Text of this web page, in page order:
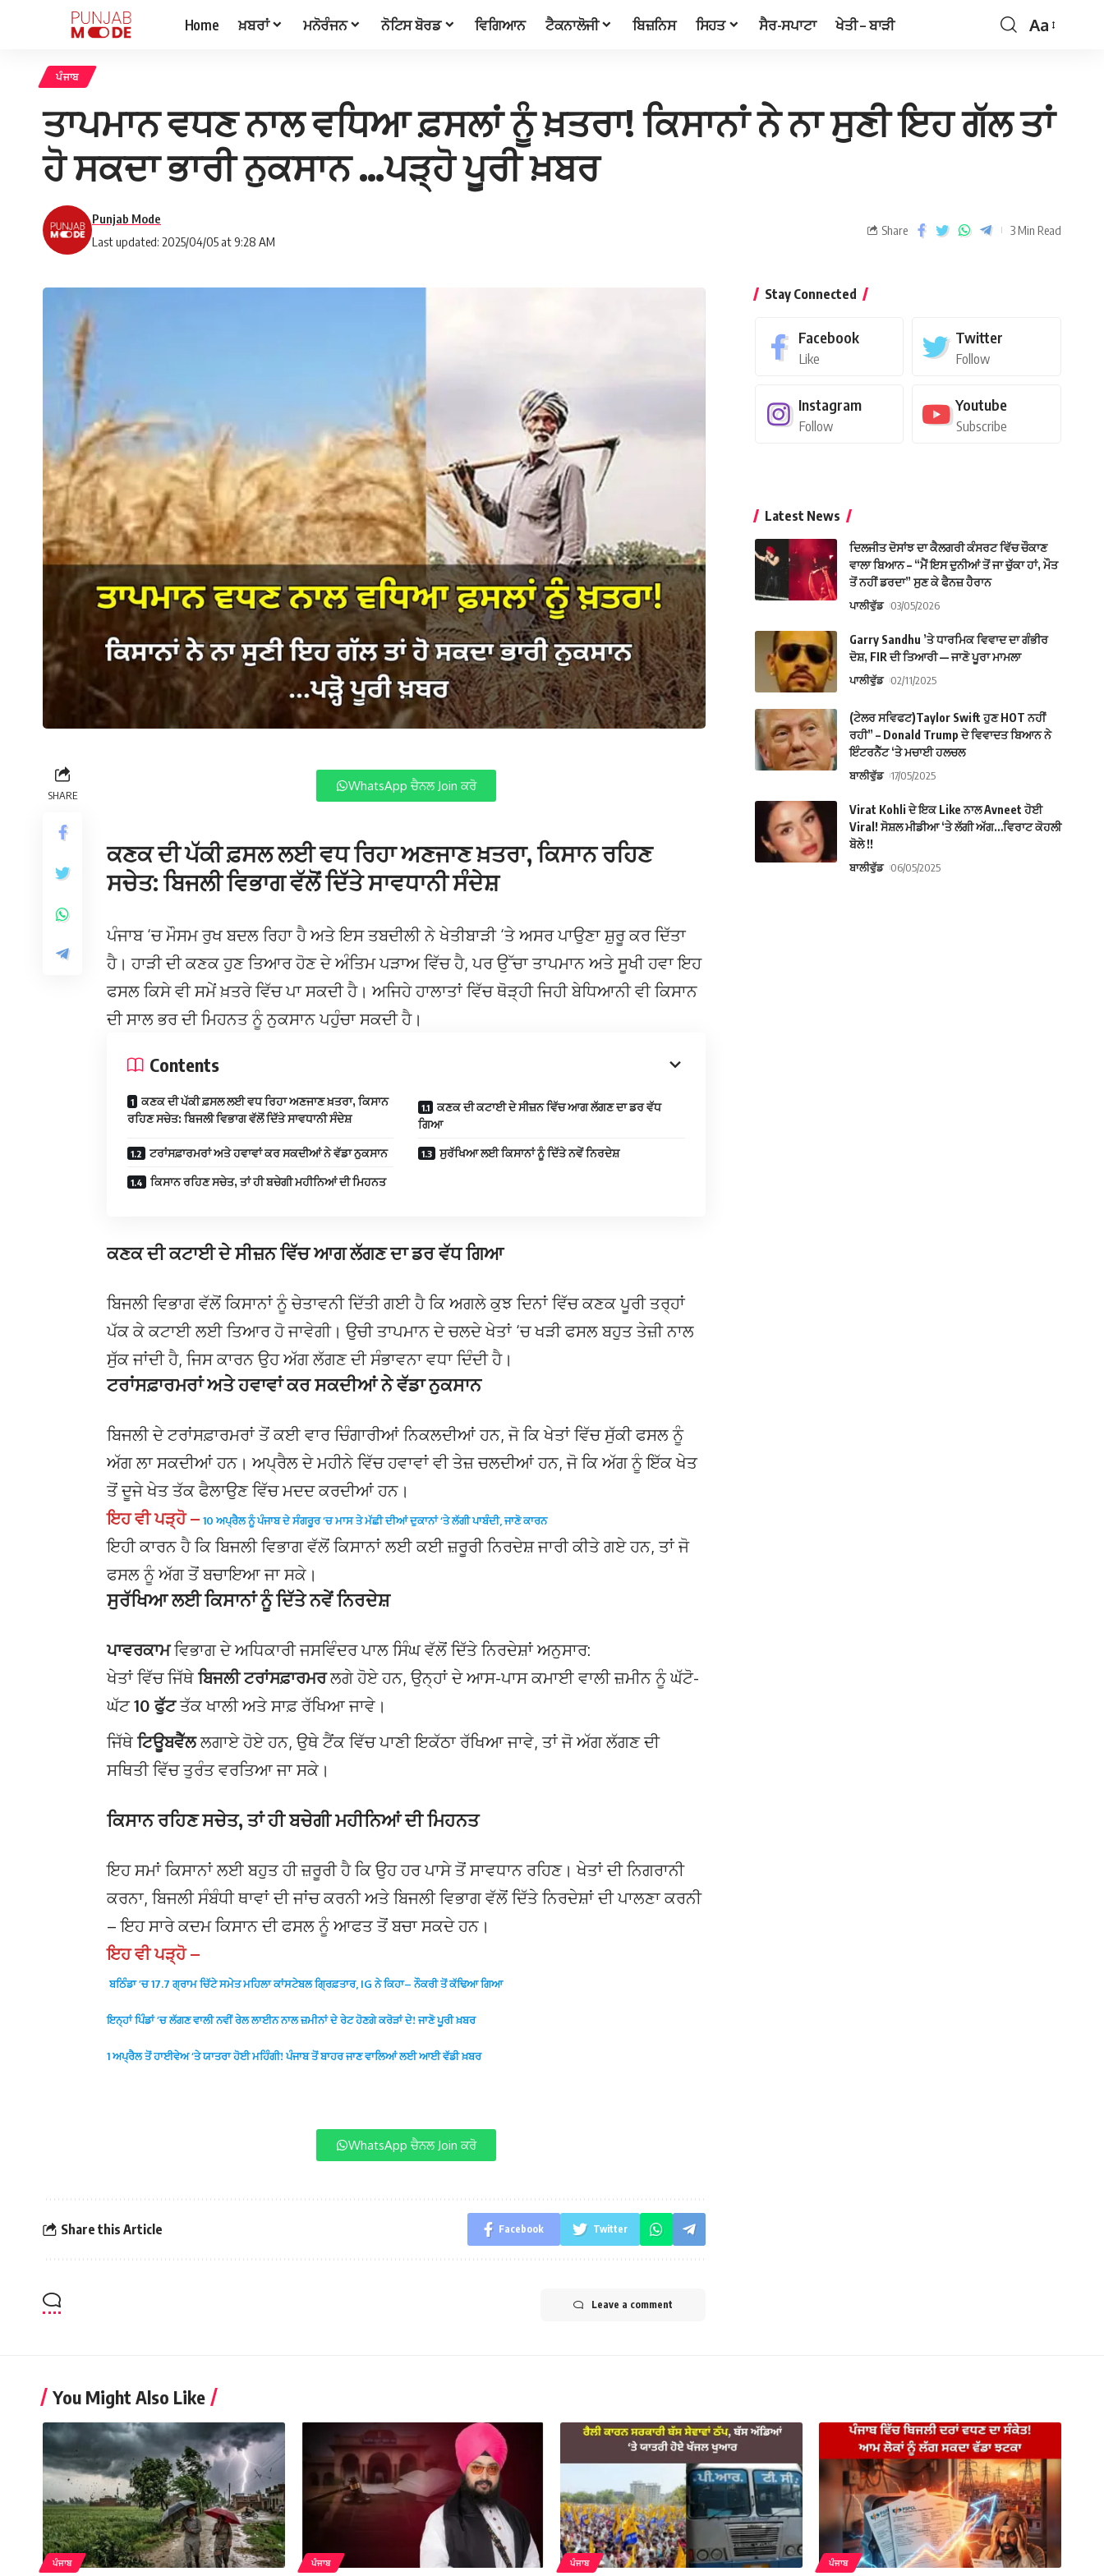
Home ਖ਼ਬਰਾਂ ਮਨੋਰੰਜਨ ਨੋਟਿਸ ਬੋਰਡ ਵਿਗਿਆਨ ਟੈਕਨਾਲੋਜੀ ਬਿਜ਼ਨਿਸ ਸਿਹਤ ਸੈਰ-ਸਪਾਟਾ ਖੇਤੀ – ਬਾੜੀ Aa
ਪੰਜਾਬ
ਤਾਪਮਾਨ ਵਧਣ ਨਾਲ ਵਧਿਆ ਫ਼ਸਲਾਂ ਨੂੰ ਖ਼ਤਰਾ! ਕਿਸਾਨਾਂ ਨੇ ਨਾ ਸੁਣੀ ਇਹ ਗੱਲ ਤਾਂ
ਹੋ ਸਕਦਾ ਭਾਰੀ ਨੁਕਸਾਨ …ਪੜ੍ਹੋ ਪੂਰੀ ਖ਼ਬਰ
Last updated: 2025/04/05 at 9:28 AM
Punjab Mode
Share 3 Min Read
SHARE
WhatsApp ਚੈਨਲ Join ਕਰੋ
ਕਣਕ ਦੀ ਪੱਕੀ ਫ਼ਸਲ ਲਈ ਵਧ ਰਿਹਾ ਅਣਜਾਣ ਖ਼ਤਰਾ, ਕਿਸਾਨ ਰਹਿਣ
ਸਚੇਤ: ਬਿਜਲੀ ਵਿਭਾਗ ਵੱਲੋਂ ਦਿੱਤੇ ਸਾਵਧਾਨੀ ਸੰਦੇਸ਼
ਪੰਜਾਬ ‘ਚ ਮੌਸਮ ਰੁਖ ਬਦਲ ਰਿਹਾ ਹੈ ਅਤੇ ਇਸ ਤਬਦੀਲੀ ਨੇ ਖੇਤੀਬਾੜੀ ‘ਤੇ ਅਸਰ ਪਾਉਣਾ ਸ਼ੁਰੂ ਕਰ ਦਿੱਤਾ
ਹੈ। ਹਾੜੀ ਦੀ ਕਣਕ ਹੁਣ ਤਿਆਰ ਹੋਣ ਦੇ ਅੰਤਿਮ ਪੜਾਅ ਵਿੱਚ ਹੈ, ਪਰ ਉੱਚਾ ਤਾਪਮਾਨ ਅਤੇ ਸੂਖੀ ਹਵਾ ਇਹ
ਫਸਲ ਕਿਸੇ ਵੀ ਸਮੇਂ ਖ਼ਤਰੇ ਵਿੱਚ ਪਾ ਸਕਦੀ ਹੈ। ਅਜਿਹੇ ਹਾਲਾਤਾਂ ਵਿੱਚ ਥੋੜ੍ਹੀ ਜਿਹੀ ਬੇਧਿਆਨੀ ਵੀ ਕਿਸਾਨ
ਦੀ ਸਾਲ ਭਰ ਦੀ ਮਿਹਨਤ ਨੂੰ ਨੁਕਸਾਨ ਪਹੁੰਚਾ ਸਕਦੀ ਹੈ।
Contents
ਕਣਕ ਦੀ ਪੱਕੀ ਫ਼ਸਲ ਲਈ ਵਧ ਰਿਹਾ ਅਣਜਾਣ ਖ਼ਤਰਾ, ਕਿਸਾਨ
ਰਹਿਣ ਸਚੇਤ: ਬਿਜਲੀ ਵਿਭਾਗ ਵੱਲੋਂ ਦਿੱਤੇ ਸਾਵਧਾਨੀ ਸੰਦੇਸ਼
ਕਣਕ ਦੀ ਕਟਾਈ ਦੇ ਸੀਜ਼ਨ ਵਿੱਚ ਆਗ ਲੱਗਣ ਦਾ ਡਰ ਵੱਧ
ਗਿਆ
ਟਰਾਂਸਫ਼ਾਰਮਰਾਂ ਅਤੇ ਹਵਾਵਾਂ ਕਰ ਸਕਦੀਆਂ ਨੇ ਵੱਡਾ ਨੁਕਸਾਨ ਸੁਰੱਖਿਆ ਲਈ ਕਿਸਾਨਾਂ ਨੂੰ ਦਿੱਤੇ ਨਵੇਂ ਨਿਰਦੇਸ਼
ਕਿਸਾਨ ਰਹਿਣ ਸਚੇਤ, ਤਾਂ ਹੀ ਬਚੇਗੀ ਮਹੀਨਿਆਂ ਦੀ ਮਿਹਨਤ
ਕਣਕ ਦੀ ਕਟਾਈ ਦੇ ਸੀਜ਼ਨ ਵਿੱਚ ਆਗ ਲੱਗਣ ਦਾ ਡਰ ਵੱਧ ਗਿਆ
ਬਿਜਲੀ ਵਿਭਾਗ ਵੱਲੋਂ ਕਿਸਾਨਾਂ ਨੂੰ ਚੇਤਾਵਨੀ ਦਿੱਤੀ ਗਈ ਹੈ ਕਿ ਅਗਲੇ ਕੁਝ ਦਿਨਾਂ ਵਿੱਚ ਕਣਕ ਪੂਰੀ ਤਰ੍ਹਾਂ
ਪੱਕ ਕੇ ਕਟਾਈ ਲਈ ਤਿਆਰ ਹੋ ਜਾਵੇਗੀ। ਉਚੀ ਤਾਪਮਾਨ ਦੇ ਚਲਦੇ ਖੇਤਾਂ ‘ਚ ਖੜੀ ਫਸਲ ਬਹੁਤ ਤੇਜ਼ੀ ਨਾਲ
ਸੁੱਕ ਜਾਂਦੀ ਹੈ, ਜਿਸ ਕਾਰਨ ਉਹ ਅੱਗ ਲੱਗਣ ਦੀ ਸੰਭਾਵਨਾ ਵਧਾ ਦਿੰਦੀ ਹੈ।
ਟਰਾਂਸਫ਼ਾਰਮਰਾਂ ਅਤੇ ਹਵਾਵਾਂ ਕਰ ਸਕਦੀਆਂ ਨੇ ਵੱਡਾ ਨੁਕਸਾਨ
ਬਿਜਲੀ ਦੇ ਟਰਾਂਸਫ਼ਾਰਮਰਾਂ ਤੋਂ ਕਈ ਵਾਰ ਚਿੰਗਾਰੀਆਂ ਨਿਕਲਦੀਆਂ ਹਨ, ਜੋ ਕਿ ਖੇਤਾਂ ਵਿੱਚ ਸੁੱਕੀ ਫਸਲ ਨੂੰ
ਅੱਗ ਲਾ ਸਕਦੀਆਂ ਹਨ। ਅਪ੍ਰੈਲ ਦੇ ਮਹੀਨੇ ਵਿੱਚ ਹਵਾਵਾਂ ਵੀ ਤੇਜ਼ ਚਲਦੀਆਂ ਹਨ, ਜੋ ਕਿ ਅੱਗ ਨੂੰ ਇੱਕ ਖੇਤ
ਤੋਂ ਦੂਜੇ ਖੇਤ ਤੱਕ ਫੈਲਾਉਣ ਵਿੱਚ ਮਦਦ ਕਰਦੀਆਂ ਹਨ।
ਇਹ ਵੀ ਪੜ੍ਹੋ – 10 ਅਪ੍ਰੈਲ ਨੂੰ ਪੰਜਾਬ ਦੇ ਸੰਗਰੂਰ ‘ਚ ਮਾਸ ਤੇ ਮੱਛੀ ਦੀਆਂ ਦੁਕਾਨਾਂ ‘ਤੇ ਲੱਗੀ ਪਾਬੰਦੀ, ਜਾਣੋ ਕਾਰਨ
ਇਹੀ ਕਾਰਨ ਹੈ ਕਿ ਬਿਜਲੀ ਵਿਭਾਗ ਵੱਲੋਂ ਕਿਸਾਨਾਂ ਲਈ ਕਈ ਜ਼ਰੂਰੀ ਨਿਰਦੇਸ਼ ਜਾਰੀ ਕੀਤੇ ਗਏ ਹਨ, ਤਾਂ ਜੋ
ਫਸਲ ਨੂੰ ਅੱਗ ਤੋਂ ਬਚਾਇਆ ਜਾ ਸਕੇ।
ਸੁਰੱਖਿਆ ਲਈ ਕਿਸਾਨਾਂ ਨੂੰ ਦਿੱਤੇ ਨਵੇਂ ਨਿਰਦੇਸ਼
ਪਾਵਰਕਾਮਵਿਭਾਗ ਦੇ ਅਧਿਕਾਰੀ ਜਸਵਿੰਦਰ ਪਾਲ ਸਿੰਘ ਵੱਲੋਂ ਦਿੱਤੇ ਨਿਰਦੇਸ਼ਾਂ ਅਨੁਸਾਰ:
ਖੇਤਾਂ ਵਿੱਚ ਜਿੱਥੇਬਿਜਲੀ ਟਰਾਂਸਫ਼ਾਰਮਰਲਗੇ ਹੋਏ ਹਨ, ਉਨ੍ਹਾਂ ਦੇ ਆਸ-ਪਾਸ ਕਮਾਈ ਵਾਲੀ ਜ਼ਮੀਨ ਨੂੰ ਘੱਟੋ-
ਘੱਟ10 ਫੁੱਟਤੱਕ ਖਾਲੀ ਅਤੇ ਸਾਫ਼ ਰੱਖਿਆ ਜਾਵੇ।
ਜਿੱਥੇਟਿਊਬਵੈੱਲਲਗਾਏ ਹੋਏ ਹਨ, ਉਥੇ ਟੈਂਕ ਵਿੱਚ ਪਾਣੀ ਇਕੱਠਾ ਰੱਖਿਆ ਜਾਵੇ, ਤਾਂ ਜੋ ਅੱਗ ਲੱਗਣ ਦੀ
ਸਥਿਤੀ ਵਿੱਚ ਤੁਰੰਤ ਵਰਤਿਆ ਜਾ ਸਕੇ।
ਕਿਸਾਨ ਰਹਿਣ ਸਚੇਤ, ਤਾਂ ਹੀ ਬਚੇਗੀ ਮਹੀਨਿਆਂ ਦੀ ਮਿਹਨਤ
ਇਹ ਸਮਾਂ ਕਿਸਾਨਾਂ ਲਈ ਬਹੁਤ ਹੀ ਜ਼ਰੂਰੀ ਹੈ ਕਿ ਉਹ ਹਰ ਪਾਸੇ ਤੋਂ ਸਾਵਧਾਨ ਰਹਿਣ। ਖੇਤਾਂ ਦੀ ਨਿਗਰਾਨੀ
ਕਰਨਾ, ਬਿਜਲੀ ਸੰਬੰਧੀ ਥਾਵਾਂ ਦੀ ਜਾਂਚ ਕਰਨੀ ਅਤੇ ਬਿਜਲੀ ਵਿਭਾਗ ਵੱਲੋਂ ਦਿੱਤੇ ਨਿਰਦੇਸ਼ਾਂ ਦੀ ਪਾਲਣਾ ਕਰਨੀ
– ਇਹ ਸਾਰੇ ਕਦਮ ਕਿਸਾਨ ਦੀ ਫਸਲ ਨੂੰ ਆਫਤ ਤੋਂ ਬਚਾ ਸਕਦੇ ਹਨ।
ਇਹ ਵੀ ਪੜ੍ਹੋ –
ਬਠਿੰਡਾ ’ਚ 17.7 ਗ੍ਰਾਮ ਚਿੱਟੇ ਸਮੇਤ ਮਹਿਲਾ ਕਾਂਸਟੇਬਲ ਗ੍ਰਿਫ਼ਤਾਰ, IG ਨੇ ਕਿਹਾ– ਨੌਕਰੀ ਤੋਂ ਕੱਢਿਆ ਗਿਆ
ਇਨ੍ਹਾਂ ਪਿੰਡਾਂ ’ਚ ਲੱਗਣ ਵਾਲੀ ਨਵੀਂ ਰੇਲ ਲਾਈਨ ਨਾਲ ਜ਼ਮੀਨਾਂ ਦੇ ਰੇਟ ਹੋਣਗੇ ਕਰੋੜਾਂ ਦੇ! ਜਾਣੋ ਪੂਰੀ ਖ਼ਬਰ
1 ਅਪ੍ਰੈਲ ਤੋਂ ਹਾਈਵੇਅ ‘ਤੇ ਯਾਤਰਾ ਹੋਈ ਮਹਿੰਗੀ! ਪੰਜਾਬ ਤੋਂ ਬਾਹਰ ਜਾਣ ਵਾਲਿਆਂ ਲਈ ਆਈ ਵੱਡੀ ਖ਼ਬਰ
WhatsApp ਚੈਨਲ Join ਕਰੋ
Share this Article Facebook Twitter
Leave a comment
Stay Connected
Facebook
Like
Twitter
Follow
Instagram
Follow
Youtube
Subscribe
Latest News
ਦਿਲਜੀਤ ਦੋਸਾਂਝ ਦਾ ਕੈਲਗਰੀ ਕੰਸਰਟ ਵਿੱਚ ਚੌਕਾਣ
ਵਾਲਾ ਬਿਆਨ – “ਮੈਂ ਇਸ ਦੁਨੀਆਂ ਤੋਂ ਜਾ ਚੁੱਕਾ ਹਾਂ, ਮੌਤ
ਤੋਂ ਨਹੀਂ ਡਰਦਾ” ਸੁਣ ਕੇ ਫੈਨਜ਼ ਹੈਰਾਨ
ਪਾਲੀਵੁੱਡ 03/05/2026
Garry Sandhu ’ਤੇ ਧਾਰਮਿਕ ਵਿਵਾਦ ਦਾ ਗੰਭੀਰ
ਦੋਸ਼, FIR ਦੀ ਤਿਆਰੀ — ਜਾਣੋ ਪੂਰਾ ਮਾਮਲਾ
ਪਾਲੀਵੁੱਡ 02/11/2025
(ਟੇਲਰ ਸਵਿਫਟ)Taylor Swift ਹੁਣ HOT ਨਹੀਂ
ਰਹੀ” – Donald Trump ਦੇ ਵਿਵਾਦਤ ਬਿਆਨ ਨੇ
ਇੰਟਰਨੈੱਟ ‘ਤੇ ਮਚਾਈ ਹਲਚਲ
ਬਾਲੀਵੁੱਡ 17/05/2025
Virat Kohli ਦੇ ਇਕ Like ਨਾਲ Avneet ਹੋਈ
Viral! ਸੋਸ਼ਲ ਮੀਡੀਆ ‘ਤੇ ਲੱਗੀ ਅੱਗ…ਵਿਰਾਟ ਕੋਹਲੀ
ਬੋਲੇ !!
ਬਾਲੀਵੁੱਡ 06/05/2025
You Might Also Like
ਪੰਜਾਬ ਪੰਜਾਬ ਪੰਜਾਬ ਪੰਜਾਬ